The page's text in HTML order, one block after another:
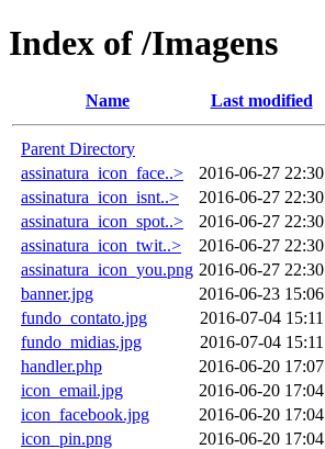
Index of /Imagens
Name Last modified
Parent Directory
assinatura_icon_face..>
2016-06-27 22:30
assinatura_icon_isnt..>
2016-06-27 22:30
assinatura_icon_spot..>
2016-06-27 22:30
assinatura_icon_twit..>
2016-06-27 22:30
assinatura_icon_you.png 2016-06-27 22:30
banner.jpg
2016-06-23 15:06
fundo_contato.jpg
2016-07-04 15:11
fundo_midias.jpg
2016-07-04 15:11
handler.php
2016-06-20 17:07
icon_email.jpg
2016-06-20 17:04
icon_facebook.jpg
2016-06-20 17:04
icon_pin.png
2016-06-20 17:04